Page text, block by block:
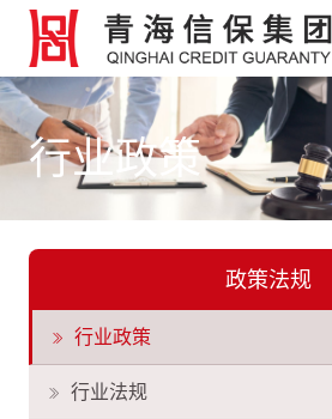
行业政策
政策法规
行业政策
行业法规